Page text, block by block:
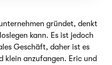
gründet, denkt
kann. Es ist jedoch
Geschäft, daher ist es
klein anzufangen. Eric und